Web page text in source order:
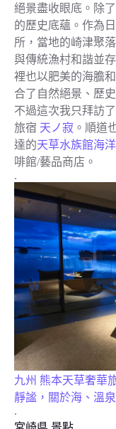
絕景盡收眼底。除
的歷史底蘊。作為
所，當地的崎津聚
與傳統漁村和諧並
裡也以肥美的海膽
合了自然絕景、歷
不過這次我只拜訪
旅宿 天ノ寂 。順道
達的天草水族館海
啡館/藝品商店。
.
九州 熊本天草奢華
靜謐，關於海、溫
.